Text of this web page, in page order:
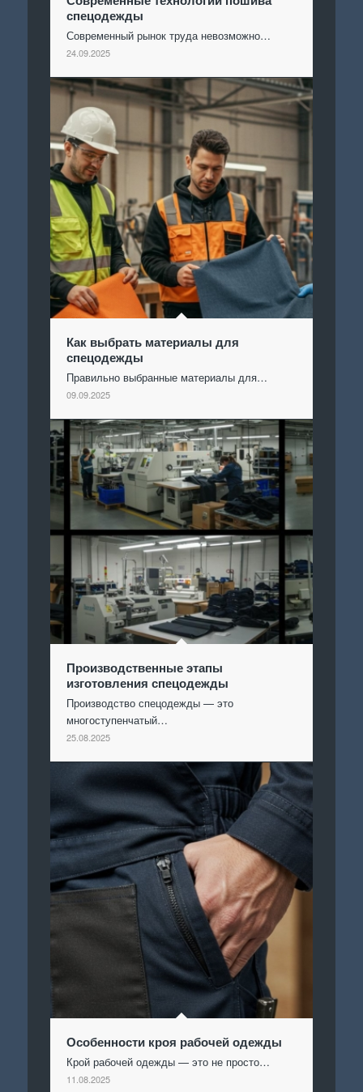
спецодежды
Современный рынок труда невозможно…
24.09.2025
Как выбрать материалы для
спецодежды
Правильно выбранные материалы для…
09.09.2025
Производственные этапы
изготовления спецодежды
Производство спецодежды — это
многоступенчатый…
25.08.2025
Особенности кроя рабочей одежды
Крой рабочей одежды — это не просто…
11.08.2025